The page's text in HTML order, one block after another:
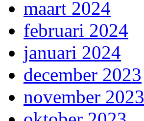
maart 2024
februari 2024
januari 2024
december 2023
november 2023